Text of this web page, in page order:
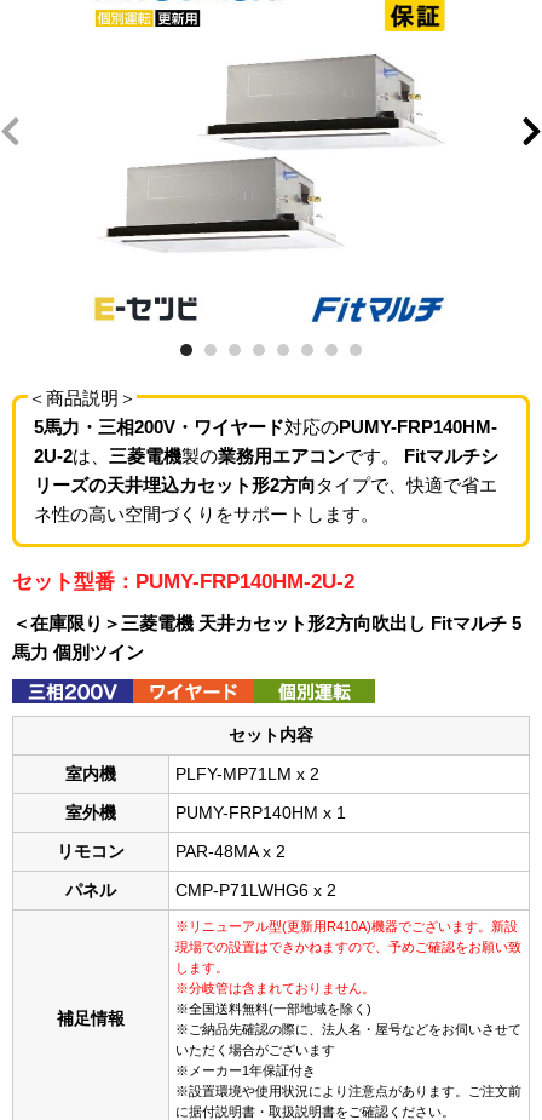
＜商品説明＞
5馬力・三相200V・ワイヤード対応のPUMY-FRP140HM-
2U-2は、 三菱電機製の業務用エアコンです。 Fitマルチシ
リーズの天井埋込カセット形2方向タイプで、快適で省エ
ネ性の高い空間づくりをサポートします。
セット型番：PUMY-FRP140HM-2U-2
＜在庫限り＞三菱電機 天井カセット形2方向吹出し Fitマルチ 5
馬力 個別ツイン
セット内容
室内機 PLFY-MP71LM x 2
室外機 PUMY-FRP140HM x 1
リモコン PAR-48MA x 2
パネル CMP-P71LWHG6 x 2
補足情報
※リニューアル型(更新用R410A)機器でございます。新設
現場での設置はできかねますので、予めご確認をお願い致
します。
※分岐管は含まれておりません。
※全国送料無料(一部地域を除く)
※ご納品先確認の際に、法人名・屋号などをお伺いさせて
いただく場合がございます
※メーカー1年保証付き
※設置環境や使用状況により注意点があります。ご注文前
に据付説明書・取扱説明書をご確認ください。